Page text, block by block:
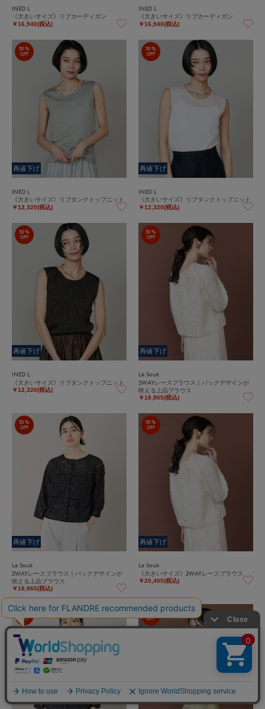
INED L
《大きいサイズ》リブカーディガン
￥16,940(税込)
INED L
《大きいサイズ》リブカーディガン
￥16,940(税込)
30%
OFF
再値下げ
INED L
《大きいサイズ》リブタンクトップニット
￥12,320(税込)
30%
OFF
再値下げ
INED L
《大きいサイズ》リブタンクトップニット
￥12,320(税込)
30%
OFF
再値下げ
INED L
《大きいサイズ》リブタンクトップニット
￥12,320(税込)
30%
OFF
再値下げ
Le Souk
2WAYレースブラウス｜バックデザインが
映える上品ブラウス
￥18,865(税込)
30%
OFF
再値下げ
Le Souk
2WAYレースブラウス｜バックデザインが
映える上品ブラウス
￥18,865(税込)
30%
OFF
再値下げ
Le Souk
《大きいサイズ》2WAYレースブラウス
￥20,405(税込)
30%
OFF
30%
OFF